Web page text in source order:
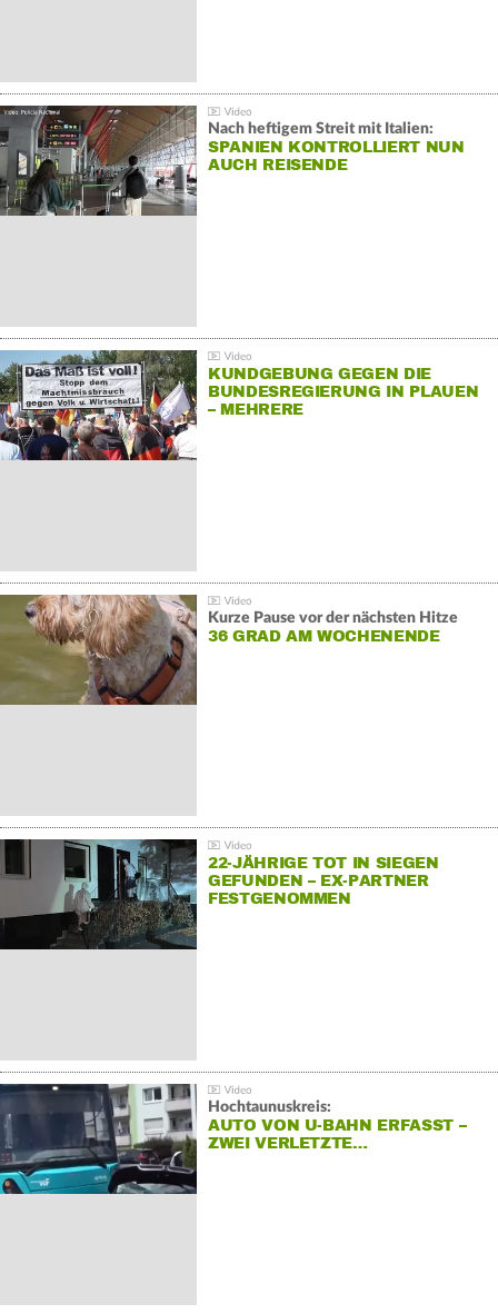
Nach heftigem Streit mit Italien:
SPANIEN KONTROLLIERT NUN
AUCH REISENDE
KUNDGEBUNG GEGEN DIE
BUNDESREGIERUNG IN PLAUEN
– MEHRERE
Kurze Pause vor der nächsten Hitze
36 GRAD AM WOCHENENDE
22-JÄHRIGE TOT IN SIEGEN
GEFUNDEN – EX-PARTNER
FESTGENOMMEN
Hochtaunuskreis:
AUTO VON U-BAHN ERFASST –
ZWEI VERLETZTE…